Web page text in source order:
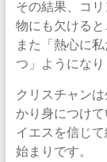
その結果、コ
物にも欠けると
また「熱心に
つ」ようになり
クリスチャン
かり身につけて
イエスを信じ
始まりです。